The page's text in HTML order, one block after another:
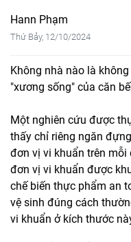
Hann Phạm
Thứ Bảy, 12/10/2024
Không nhà nào là
"xương sống" của căn
Một nghiên cứu được
thấy chỉ riêng ngăn
đơn vị vi khuẩn trên mỗi
đơn vị vi khuẩn được
chế biến thực phẩm an
vệ sinh đúng cách
vi khuẩn ở kích thước